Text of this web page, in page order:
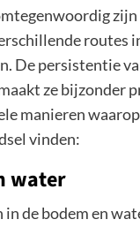
routes
De persistentie
ze bijzonder
manieren
vinden:
water
in de bodem en